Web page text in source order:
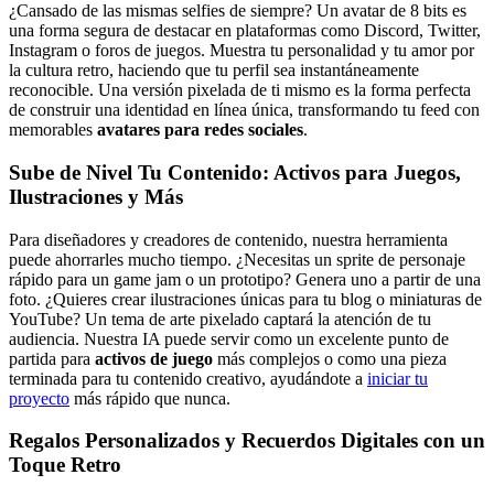
¿Cansado de las mismas selfies de siempre? Un avatar de 8 bits es
una forma segura de destacar en plataformas como Discord, Twitter,
Instagram o foros de juegos. Muestra tu personalidad y tu amor por
la cultura retro, haciendo que tu perfil sea instantáneamente
reconocible. Una versión pixelada de ti mismo es la forma perfecta
de construir una identidad en línea única, transformando tu feed con
memorables avatares para redes sociales.
Sube de Nivel Tu Contenido: Activos para Juegos,
Ilustraciones y Más
Para diseñadores y creadores de contenido, nuestra herramienta
puede ahorrarles mucho tiempo. ¿Necesitas un sprite de personaje
rápido para un game jam o un prototipo? Genera uno a partir de una
foto. ¿Quieres crear ilustraciones únicas para tu blog o miniaturas de
YouTube? Un tema de arte pixelado captará la atención de tu
audiencia. Nuestra IA puede servir como un excelente punto de
partida para activos de juego más complejos o como una pieza
terminada para tu contenido creativo, ayudándote a iniciar tu
proyecto más rápido que nunca.
Regalos Personalizados y Recuerdos Digitales con un
Toque Retro